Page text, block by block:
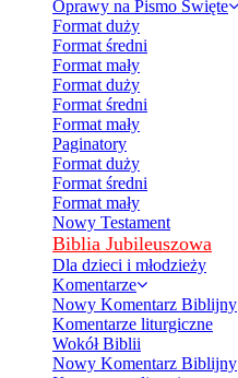
Oprawy na Pismo Święte
Format duży
Format średni
Format mały
Format duży
Format średni
Format mały
Paginatory
Format duży
Format średni
Format mały
Nowy Testament
Biblia Jubileuszowa
Dla dzieci i młodzieży
Komentarze
Nowy Komentarz Biblijny
Komentarze liturgiczne
Wokół Biblii
Nowy Komentarz Biblijny